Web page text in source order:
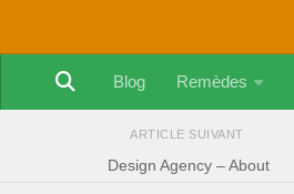
Blog Remèdes
ARTICLE SUIVANT
Design Agency – About